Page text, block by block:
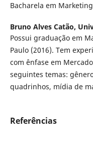
Bacharela em Marketing
Bruno Alves Catão,
Possui graduação em
Paulo (2016). Tem
com ênfase em
seguintes temas:
quadrinhos, mídia de
Referências